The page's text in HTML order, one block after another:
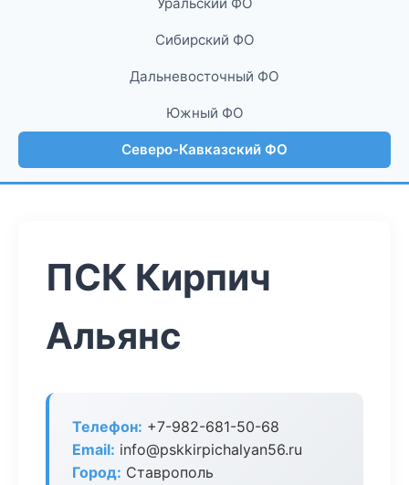
Сибирский ФО
Дальневосточный ФО
Южный ФО
Северо-Кавказский ФО
ПСК Кирпич
Альянс
Телефон: +7-982-681-50-68
Email: info@pskkirpichalyan56.ru
Город: Ставрополь